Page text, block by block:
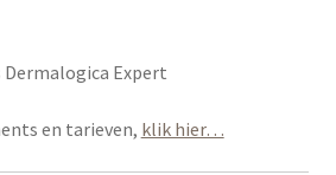
Expert
en tarieven, klik hier…